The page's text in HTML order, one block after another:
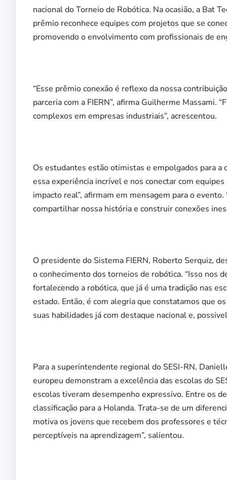
nacional do Torneio de Robótica. Na ocasião, a Bat
prêmio reconhece equipes com projetos que se
promovendo o envolvimento com profissionais de
“Esse prêmio conexão é reflexo da nossa
parceria com a FIERN”, afirma Guilherme Massami.
complexos em empresas industriais”, acrescentou.
Os estudantes estão otimistas e empolgados para a
essa experiência incrível e nos conectar com
impacto real”, afirmam em mensagem para o
compartilhar nossa história e construir conexões
O presidente do Sistema FIERN, Roberto Serquiz,
o conhecimento dos torneios de robótica. “Isso nos
fortalecendo a robótica, que já é uma tradição nas
estado. Então, é com alegria que constatamos que
suas habilidades já com destaque nacional e,
Para a superintendente regional do SESI-RN,
europeu demonstram a excelência das escolas do
escolas tiveram desempenho expressivo. Entre os
classificação para a Holanda. Trata-se de um
motiva os jovens que recebem dos professores e
perceptíveis na aprendizagem”, salientou.